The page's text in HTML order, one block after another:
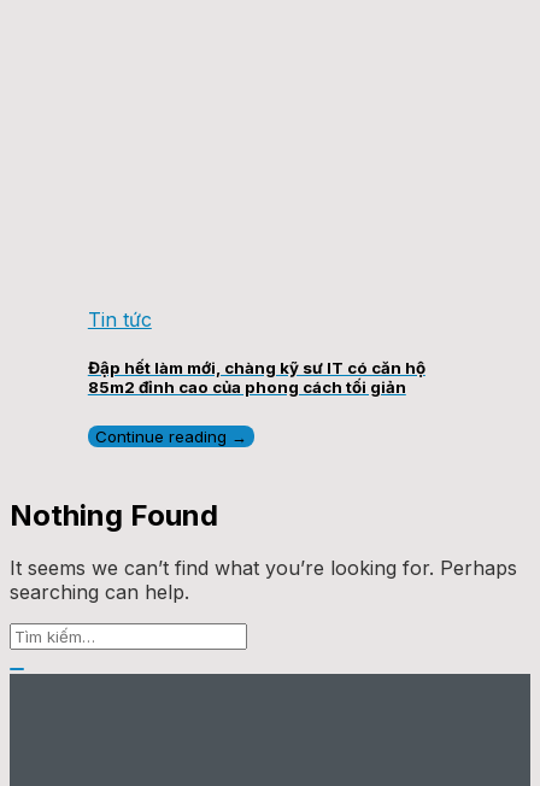
Tin tức
Đập hết làm mới, chàng kỹ sư IT có căn hộ
85m2 đỉnh cao của phong cách tối giản
Continue reading →
Nothing Found
It seems we can’t find what you’re looking for. Perhaps
searching can help.